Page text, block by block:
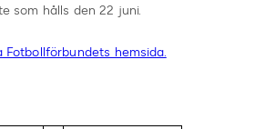
som hålls den 22 juni.
Fotbollförbundets hemsida.